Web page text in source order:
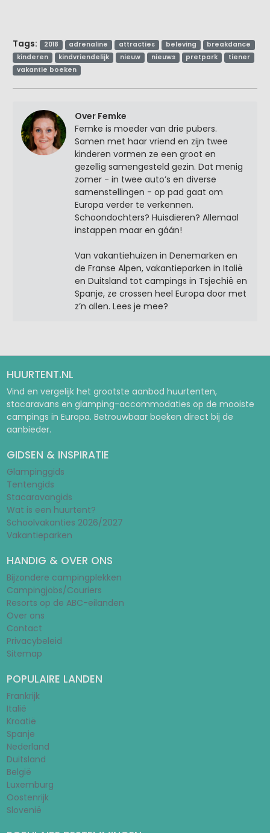
Tags: 2018 adrenaline attracties beleving
breakdance
kinderen
kindvriendelijk nieuw nieuws pretpark
tiener
vakantie boeken
Over Femke
Femke is moeder van drie pubers.
Samen met haar vriend en zijn twee
kinderen vormen ze een groot en
gezellig samengesteld gezin. Dat menig
zomer - in twee auto’s en diverse
samenstellingen - op pad gaat om
Europa verder te verkennen.
Schoondochters? Huisdieren? Allemaal
instappen maar en gáán!
Van vakantiehuizen in Denemarken en
de Franse Alpen, vakantieparken in Italië
en Duitsland tot campings in Tsjechië en
Spanje, ze crossen heel Europa door met
z’n allen. Lees je mee?
HUURTENT.NL
Vind en vergelijk het grootste aanbod huurtenten,
stacaravans en glamping-accommodaties op de mooiste
campings in Europa. Betrouwbaar boeken direct bij de
aanbieder.
GIDSEN & INSPIRATIE
Glampinggids
Tentengids
Stacaravangids
Wat is een huurtent?
Schoolvakanties 2026/2027
Vakantieparken
HANDIG & OVER ONS
Bijzondere campingplekken
Campingjobs/Couriers
Resorts op de ABC-eilanden
Over ons
Contact
Privacybeleid
Sitemap
POPULAIRE LANDEN
Frankrijk
Italië
Kroatië
Spanje
Nederland
Duitsland
België
Luxemburg
Oostenrijk
Slovenië